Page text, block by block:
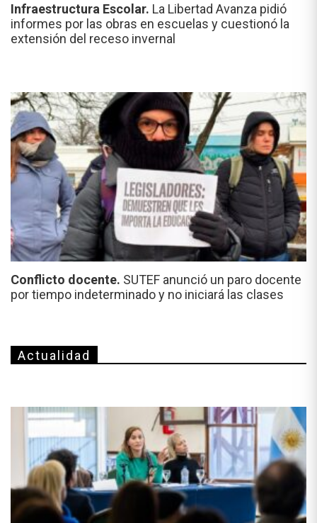
Infraestructura Escolar. La Libertad Avanza pidió
informes por las obras en escuelas y cuestionó la
extensión del receso invernal
Conflicto docente. SUTEF anunció un paro docente
por tiempo indeterminado y no iniciará las clases
Actualidad